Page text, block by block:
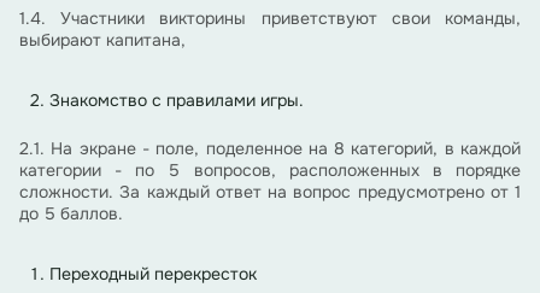
1.4. Участники викторины приветствуют свои команды,
выбирают капитана,
Знакомство с правилами игры.
2.1. На экране - поле, поделенное на 8 категорий, в каждой
категории - по 5 вопросов, расположенных в порядке
сложности. За каждый ответ на вопрос предусмотрено от 1
до 5 баллов.
Переходный перекресток